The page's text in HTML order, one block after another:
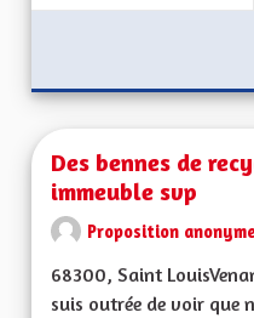
Des bennes de
immeuble svp
Proposition anonyme
68300, Saint
suis outrée de voir que